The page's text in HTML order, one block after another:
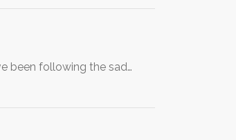
been following the sad…